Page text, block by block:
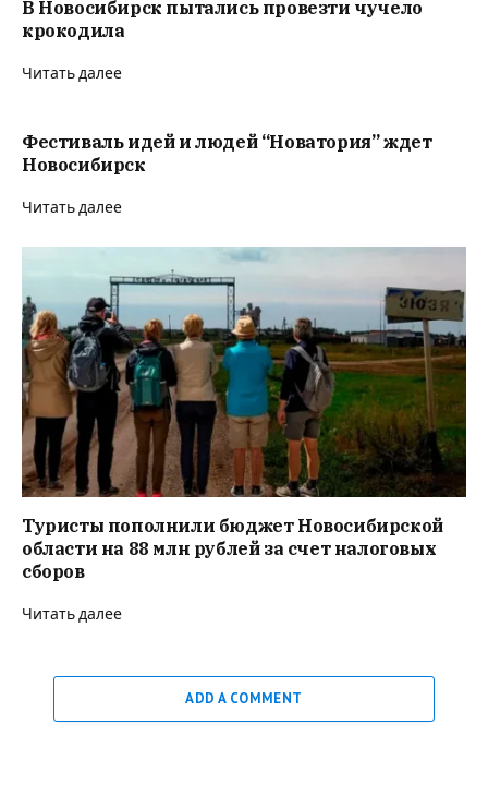
В Новосибирск пытались провезти чучело
крокодила
Читать далее
Фестиваль идей и людей “Новатория” ждет
Новосибирск
Читать далее
Туристы пополнили бюджет Новосибирской
области на 88 млн рублей за счет налоговых
сборов
Читать далее
ADD A COMMENT